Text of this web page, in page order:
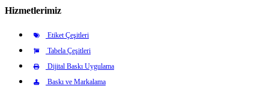
Hizmetlerimiz
Etiket Çeşitleri
Tabela Çeşitleri
Dijital Baskı Uygulama
Baskı ve Markalama